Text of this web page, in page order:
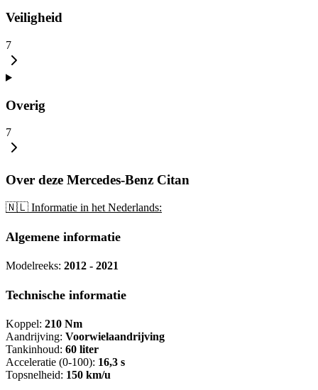
Veiligheid
7
Overig
7
Over deze Mercedes-Benz Citan
🇳🇱 Informatie in het Nederlands:
Algemene informatie
Modelreeks: 2012 - 2021
Technische informatie
Koppel: 210 Nm
Aandrijving: Voorwielaandrijving
Tankinhoud: 60 liter
Acceleratie (0-100): 16,3 s
Topsnelheid: 150 km/u